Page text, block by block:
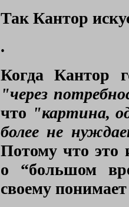
Так Кантор
.
Когда Кантор
"через
что "картина,
более не
Потому что это
о “большом
своему